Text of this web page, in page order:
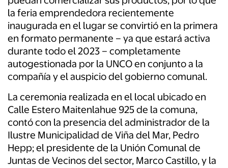
la feria emprendedora recientemente
inaugurada en el lugar se convirtió en la primera
en formato permanente – ya que estará activa
durante todo el 2023 – completamente
autogestionada por la UNCO en conjunto a la
compañía y el auspicio del gobierno comunal.
La ceremonia realizada en el local ubicado en
Calle Estero Maitenlahue 925 de la comuna,
contó con la presencia del administrador de la
Ilustre Municipalidad de Viña del Mar, Pedro
Hepp; el presidente de la Unión Comunal de
Juntas de Vecinos del sector, Marco Castillo, y la